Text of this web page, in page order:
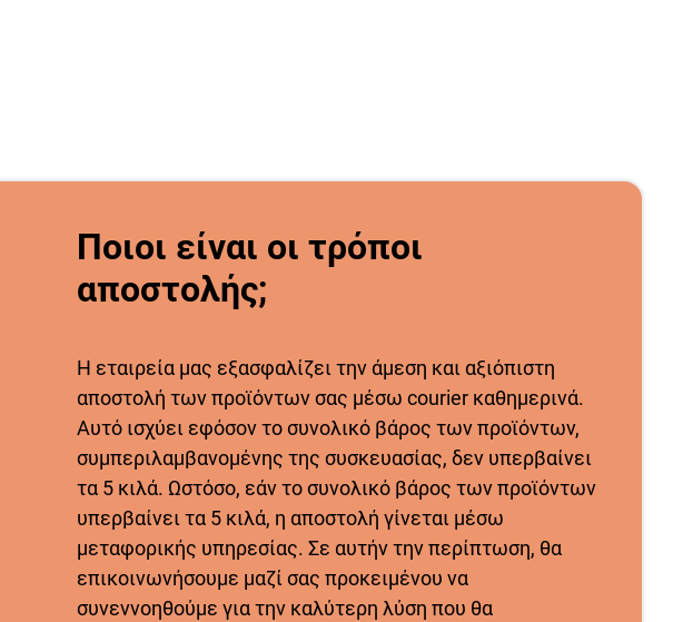
Η εταιρεία μας εξασφαλίζει την άμεση και αξιόπιστη
αποστολή των προϊόντων σας μέσω courier καθημερινά.
Αυτό ισχύει εφόσον το συνολικό βάρος των προϊόντων,
συμπεριλαμβανομένης της συσκευασίας, δεν υπερβαίνει
τα 5 κιλά. Ωστόσο, εάν το συνολικό βάρος των προϊόντων
υπερβαίνει τα 5 κιλά, η αποστολή γίνεται μέσω
μεταφορικής υπηρεσίας. Σε αυτήν την περίπτωση, θα
επικοινωνήσουμε μαζί σας προκειμένου να
συνεννοηθούμε για την καλύτερη λύση που θα
Ποιοι είναι οι τρόποι
αποστολής;